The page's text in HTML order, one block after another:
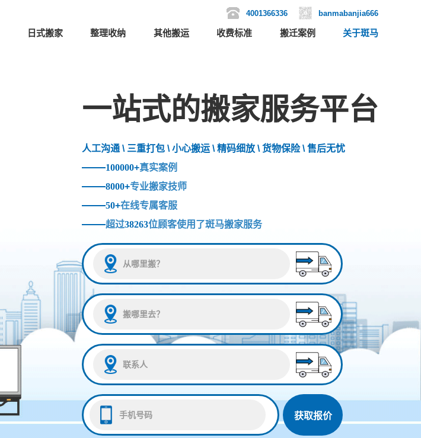
4001366336 banmabanjia666
日式搬家 整理收纳 其他搬运 收费标准 搬迁案例 关于斑马
一站式的搬家服务平台
人工沟通 \ 三重打包 \ 小心搬运 \ 精码细放 \ 货物保险 \ 售后无忧
100000+真实案例
8000+专业搬家技师
50+在线专属客服
超过38263位顾客使用了斑马搬家服务
获取报价